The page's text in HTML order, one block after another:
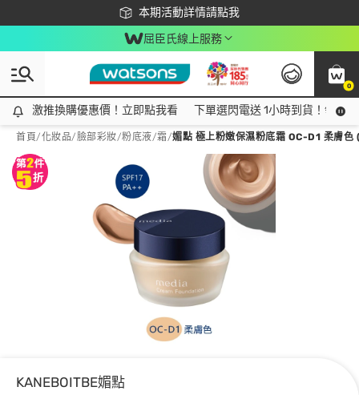
本期活動詳情請點我
下載app最高回饋$350
屈臣氏線上服務
0
激推換購優惠價！立即點我看
激推換購優惠價！立即點我看 下單選閃電送 1小時到貨！領神
首頁/化妝品/臉部彩妝/粉底液/霜/媚點 極上粉嫩保濕粉底霜 OC-D1 柔膚
KANEBOITBE媚點